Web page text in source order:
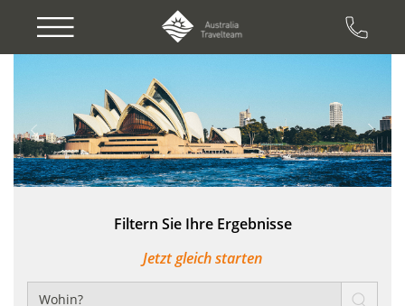
Filtern Sie Ihre Ergebnisse
Jetzt gleich starten